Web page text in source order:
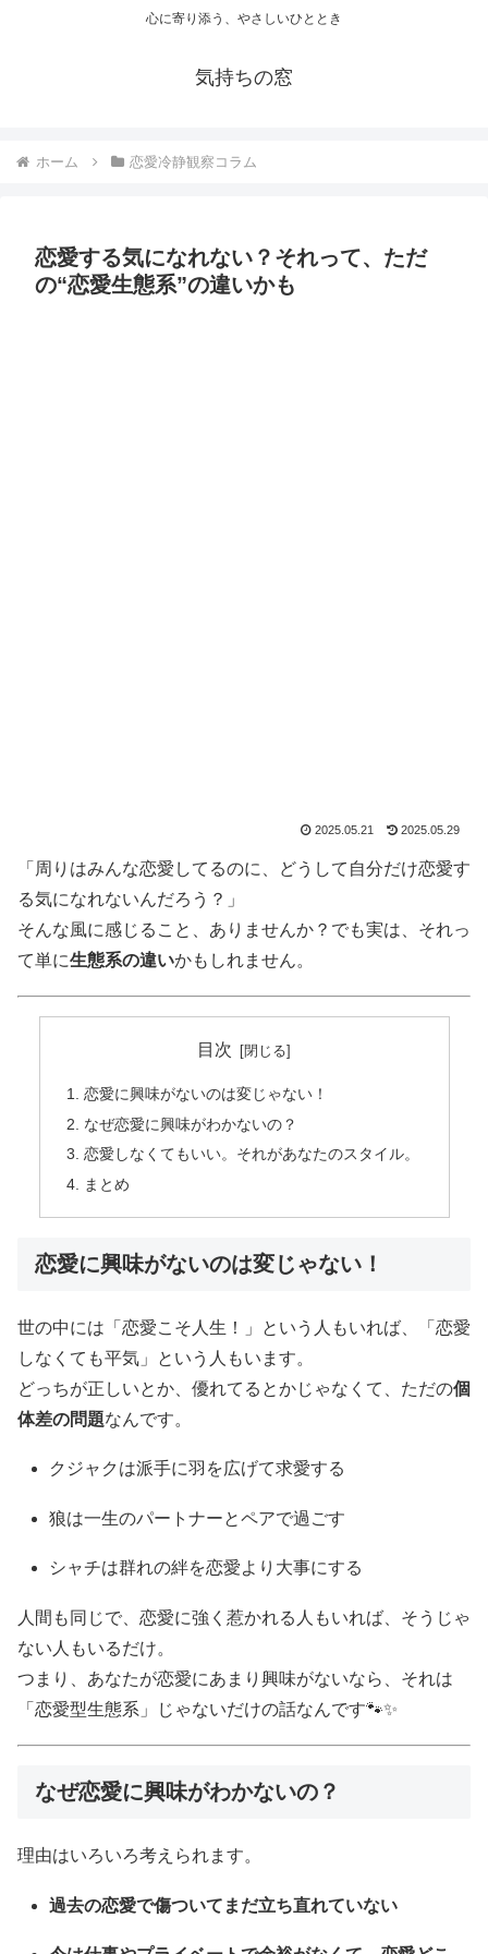
心に寄り添う、やさしいひととき
気持ちの窓
ホーム 恋愛冷静観察コラム
恋愛する気になれない？それって、ただ
の“恋愛生態系”の違いかも
2025.05.21 2025.05.29
「周りはみんな恋愛してるのに、どうして自分だけ恋愛す
る気になれないんだろう？」
そんな風に感じること、ありませんか？でも実は、それっ
て単に生態系の違いかもしれません。
目次
恋愛に興味がないのは変じゃない！
なぜ恋愛に興味がわかないの？
恋愛しなくてもいい。それがあなたのスタイル。
まとめ
恋愛に興味がないのは変じゃない！
世の中には「恋愛こそ人生！」という人もいれば、「恋愛
しなくても平気」という人もいます。
どっちが正しいとか、優れてるとかじゃなくて、ただの個
体差の問題なんです。
クジャクは派手に羽を広げて求愛する
狼は一生のパートナーとペアで過ごす
シャチは群れの絆を恋愛より大事にする
人間も同じで、恋愛に強く惹かれる人もいれば、そうじゃ
ない人もいるだけ。
つまり、あなたが恋愛にあまり興味がないなら、それは
「恋愛型生態系」じゃないだけの話なんです🐾✨
なぜ恋愛に興味がわかないの？
理由はいろいろ考えられます。
過去の恋愛で傷ついてまだ立ち直れていない